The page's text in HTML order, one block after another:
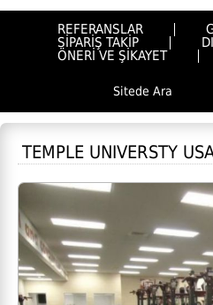
REFERANSLAR
SİPARİŞ TAKİP
ÖNERİ VE ŞİKAYET
Sitede Ara
TEMPLE UNIVERSTY